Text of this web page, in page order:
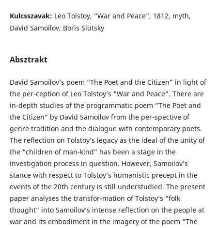
Kulcsszavak: Leo Tolstoy, “War and Peace”, 1812, myth,
David Samoilov, Boris Slutsky
Absztrakt
David Samoilov’s poem “The Poet and the Citizen” in light of
the per-ception of Leo Tolstoy’s “War and Peace”. There are
in-depth studies of the programmatic poem “The Poet and
the Citizen” by David Samoilov from the per-spective of
genre tradition and the dialogue with contemporary poets.
The reflection on Tolstoy’s legacy as the ideal of the unity of
the “children of man-kind” has been a stage in the
investigation process in question. However, Samoilov’s
stance with respect to Tolstoy’s humanistic precept in the
events of the 20th century is still understudied. The present
paper analyses the transfor-mation of Tolstoy’s “folk
thought” into Samoilov’s intense reflection on the people at
war and its embodiment in the imagery of the poem “The